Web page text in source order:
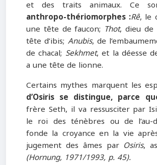
et des traits animaux. Ce
anthropo-thériomorphes :Rê, le
une tête de faucon; Thot, dieu de
tête d’ibis; Anubis, de
de chacal; Sekhmet, et la déesse
a une tête de lionne.
Certains mythes marquent les
d’Osiris se distingue, parce
frère Seth, il va ressusciter par
le roi des ténèbres ou de l’au-
fonde la croyance en la vie
jugement des âmes par Osiris,
(Hornung, 1971/1993, p. 45).